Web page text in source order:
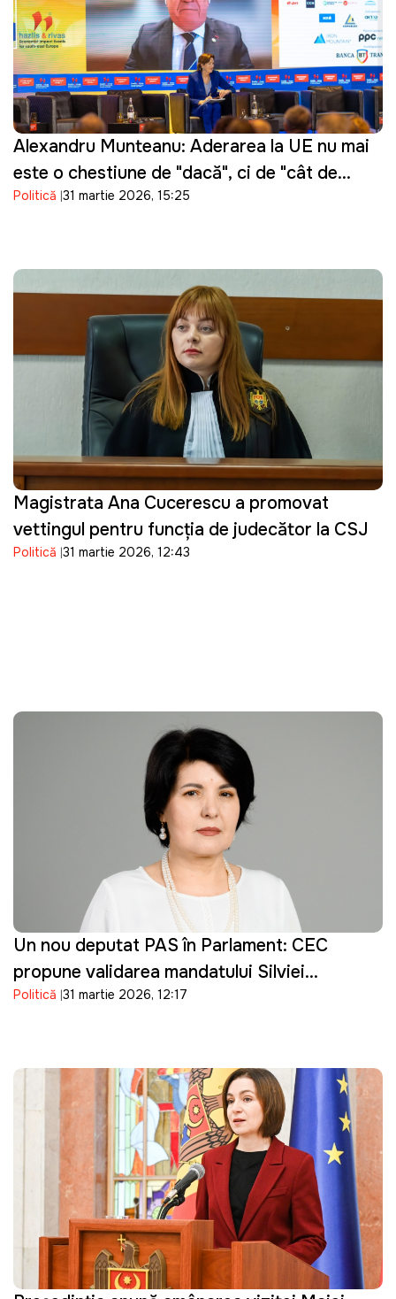
Alexandru Munteanu: Aderarea la UE nu mai
este o chestiune de "dacă", ci de "cât de
repede"
Politică 31 martie 2026, 15:25
Magistrata Ana Cucerescu a promovat
vettingul pentru funcția de judecător la CSJ
Politică 31 martie 2026, 12:43
Un nou deputat PAS în Parlament: CEC
propune validarea mandatului Silviei
Bondarenco
Politică 31 martie 2026, 12:17